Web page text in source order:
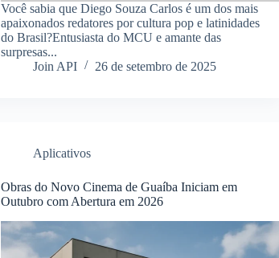
Você sabia que Diego Souza Carlos é um dos mais
apaixonados redatores por cultura pop e latinidades
do Brasil?Entusiasta do MCU e amante das
surpresas...
Join API
26 de setembro de 2025
Aplicativos
Obras do Novo Cinema de Guaíba Iniciam em
Outubro com Abertura em 2026